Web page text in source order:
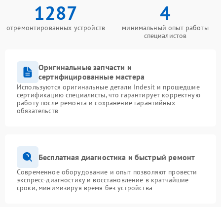
1287
отремонтированных устройств
4
минимальный опыт работы
специалистов
Оригинальные запчасти и
сертифицированные мастера
Используются оригинальные детали Indesit и прошедшие
сертификацию специалисты, что гарантирует корректную
работу после ремонта и сохранение гарантийных
обязательств
Бесплатная диагностика и быстрый ремонт
Современное оборудование и опыт позволяют провести
экспресс-диагностику и восстановление в кратчайшие
сроки, минимизируя время без устройства